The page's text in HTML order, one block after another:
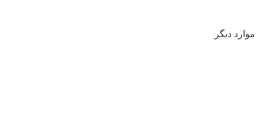
موارد دیگر